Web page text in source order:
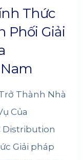
Thức
Phối Giải
Thành Nhà
Của
Distribution
Giải pháp